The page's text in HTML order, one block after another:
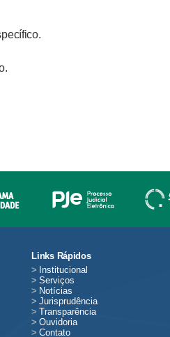
Links Rápidos
> Institucional
> Serviços
> Notícias
> Jurisprudência
> Transparência
> Ouvidoria
> Contato